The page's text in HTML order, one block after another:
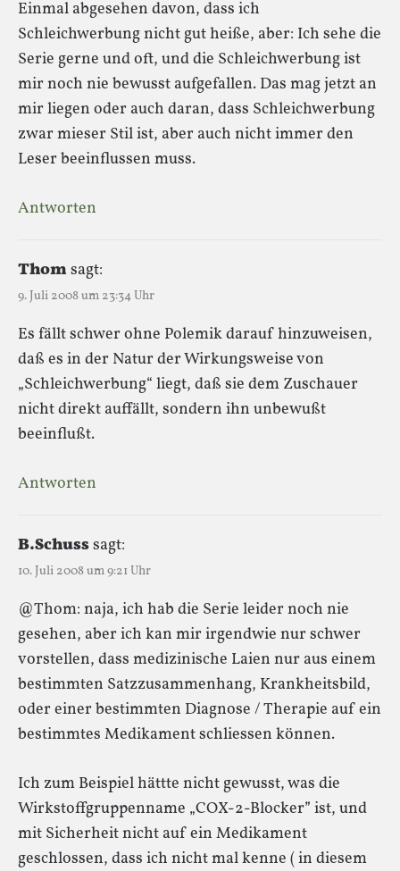
Einmal abgesehen davon, dass ich
Schleichwerbung nicht gut heiße, aber: Ich sehe die
Serie gerne und oft, und die Schleichwerbung ist
mir noch nie bewusst aufgefallen. Das mag jetzt an
mir liegen oder auch daran, dass Schleichwerbung
zwar mieser Stil ist, aber auch nicht immer den
Leser beeinflussen muss.
Antworten
Thomsagt:
9. Juli 2008 um 23:34 Uhr
Es fällt schwer ohne Polemik darauf hinzuweisen,
daß es in der Natur der Wirkungsweise von
„Schleichwerbung“ liegt, daß sie dem Zuschauer
nicht direkt auffällt, sondern ihn unbewußt
beeinflußt.
Antworten
B.Schusssagt:
10. Juli 2008 um 9:21 Uhr
@Thom: naja, ich hab die Serie leider noch nie
gesehen, aber ich kan mir irgendwie nur schwer
vorstellen, dass medizinische Laien nur aus einem
bestimmten Satzzusammenhang, Krankheitsbild,
oder einer bestimmten Diagnose / Therapie auf ein
bestimmtes Medikament schliessen können.
Ich zum Beispiel hättte nicht gewusst, was die
Wirkstoffgruppenname „COX-2-Blocker” ist, und
mit Sicherheit nicht auf ein Medikament
geschlossen, dass ich nicht mal kenne ( in diesem